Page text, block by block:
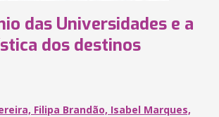
das Universidades e a
dos destinos
Filipa Brandão, Isabel Marques,